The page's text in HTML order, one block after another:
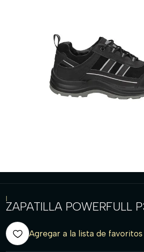
|
ZAPATILLA POWERFULL
Agregar a la lista de favoritos